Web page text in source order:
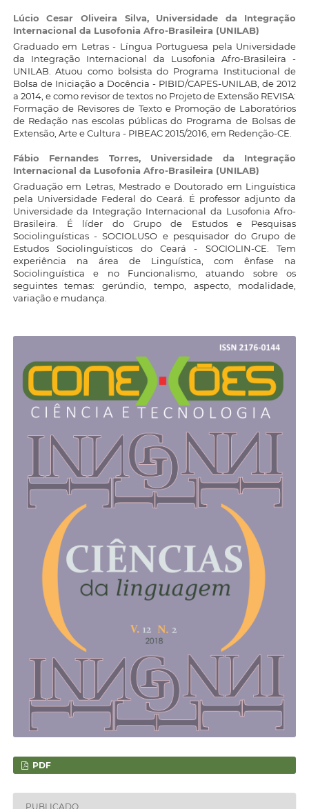
Lúcio Cesar Oliveira Silva, Universidade da Integração
Internacional da Lusofonia Afro-Brasileira (UNILAB)
Graduado em Letras - Língua Portuguesa pela Universidade
da Integração Internacional da Lusofonia Afro-Brasileira -
UNILAB. Atuou como bolsista do Programa Institucional de
Bolsa de Iniciação a Docência - PIBID/CAPES-UNILAB, de 2012
a 2014, e como revisor de textos no Projeto de Extensão REVISA:
Formação de Revisores de Texto e Promoção de Laboratórios
de Redação nas escolas públicas do Programa de Bolsas de
Extensão, Arte e Cultura - PIBEAC 2015/2016, em Redenção-CE.
Fábio Fernandes Torres, Universidade da Integração
Internacional da Lusofonia Afro-Brasileira (UNILAB)
Graduação em Letras, Mestrado e Doutorado em Linguística
pela Universidade Federal do Ceará. É professor adjunto da
Universidade da Integração Internacional da Lusofonia Afro-
Brasileira. É líder do Grupo de Estudos e Pesquisas
Sociolinguísticas - SOCIOLUSO e pesquisador do Grupo de
Estudos Sociolinguísticos do Ceará - SOCIOLIN-CE. Tem
experiência na área de Linguística, com ênfase na
Sociolinguística e no Funcionalismo, atuando sobre os
seguintes temas: gerúndio, tempo, aspecto, modalidade,
variação e mudança.
PDF
PUBLICADO